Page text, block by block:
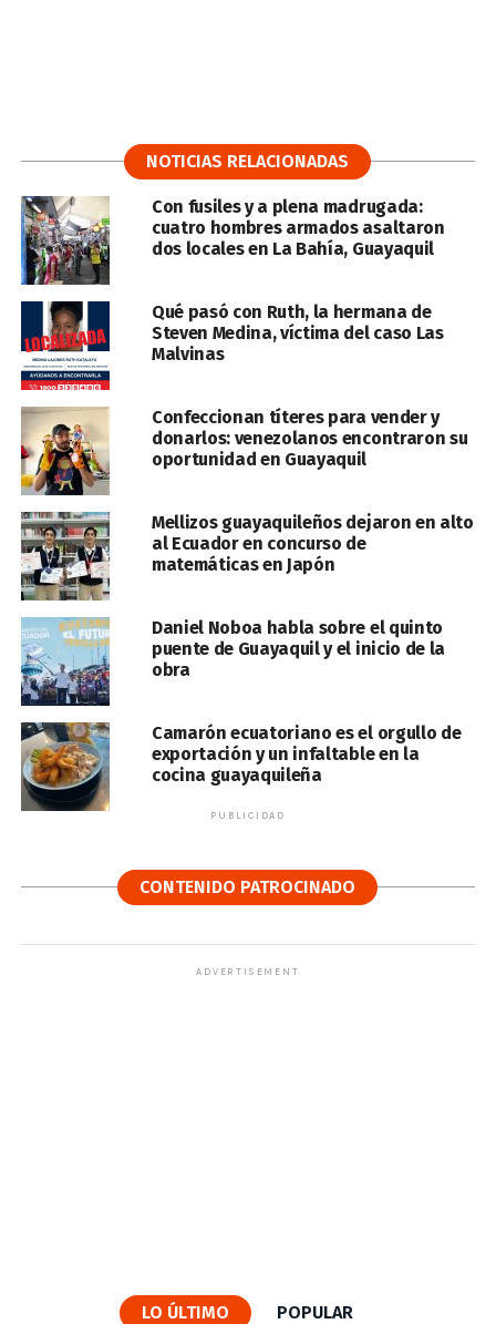
NOTICIAS RELACIONADAS
Con fusiles y a plena madrugada:
cuatro hombres armados asaltaron
dos locales en La Bahía, Guayaquil
Qué pasó con Ruth, la hermana de
Steven Medina, víctima del caso Las
Malvinas
Confeccionan títeres para vender y
donarlos: venezolanos encontraron su
oportunidad en Guayaquil
Mellizos guayaquileños dejaron en alto
al Ecuador en concurso de
matemáticas en Japón
Daniel Noboa habla sobre el quinto
puente de Guayaquil y el inicio de la
obra
Camarón ecuatoriano es el orgullo de
exportación y un infaltable en la
cocina guayaquileña
PUBLICIDAD
CONTENIDO PATROCINADO
ADVERTISEMENT
LO ÚLTIMO POPULAR